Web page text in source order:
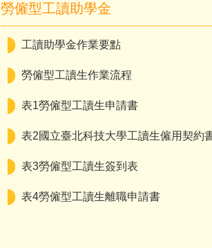
勞僱型工讀助學金
工讀助學金作業要點
勞僱型工讀生作業流程
表1勞僱型工讀生申請書
表2國立臺北科技大學工讀生僱用契約
表3勞僱型工讀生簽到表
表4勞僱型工讀生離職申請書